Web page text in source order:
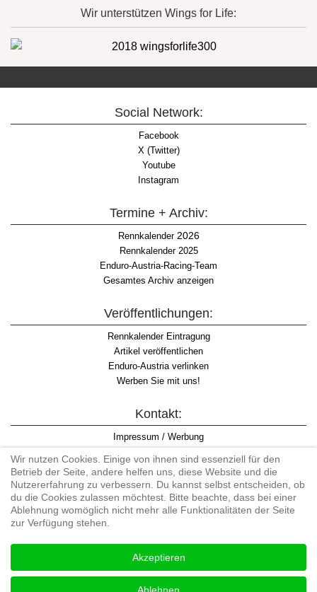
Wir unterstützen Wings for Life:
Social Network:
Facebook
X (Twitter)
Youtube
Instagram
Termine + Archiv:
Rennkalender2026
Rennkalender 2025
Enduro-Austria-Racing-Team
Gesamtes Archiv anzeigen
Veröffentlichungen:
Rennkalender Eintragung
Artikel veröffentlichen
Enduro-Austria verlinken
Werben Sie mit uns!
Kontakt:
Impressum / Werbung
Informationspflicht WKO
AGB
#enduroaustria, #wirlebenenduro #enduroaustriaracingteam
Enduro-Austria, Enduro, Endurosport, Endurocross, Endurotraining,
Wir nutzen Cookies. Einige von ihnen sind essenziell für den
Betrieb der Seite, andere helfen uns, diese Website und die
Nutzererfahrung zu verbessern. Du kannst selbst entscheiden, ob
du die Cookies zulassen möchtest. Bitte beachte, dass bei einer
Ablehnung womöglich nicht mehr alle Funktionalitäten der Seite
zur Verfügung stehen.
Akzeptieren